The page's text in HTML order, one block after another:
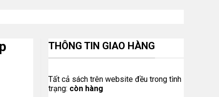
THÔNG TIN GIAO HÀNG
Tất cả sách trên website đều trong tình
trạng: còn hàng